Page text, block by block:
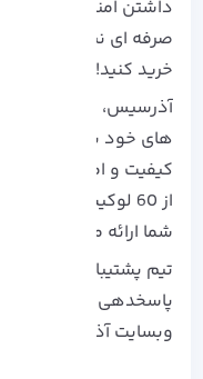
داشتن امنیت، کیفیت
صرفه ای نیز داشته
خرید کنید!
آذرسیس، همواره در
های خود به بروز ترین
کیفیت و امنیت آنها
از 60 لوکیشن
شما ارائه می شوند.
پاسخدهی به سوالات
وبسایت آذرسیس